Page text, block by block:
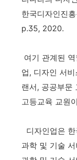
한국디자인진
p.35, 2020.
여기 관계된
업, 디자인 서
랜서, 공공부문
고등교육 교원
디자인업은
과학 및 기술 서